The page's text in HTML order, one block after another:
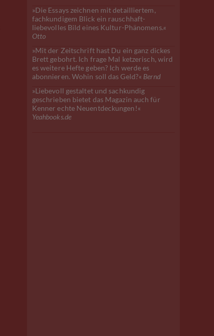
»Die Essays zeichnen mit detailliertem,
fachkundigem Blick ein rauschhaft-
liebevolles Bild eines Kultur-Phänomens.«
Otto
»Mit der Zeitschrift hast Du ein ganz dickes
Brett gebohrt. Ich frage Mal ketzerisch, wird
es weitere Hefte geben? Ich werde es
abonnieren. Wohin soll das Geld?« Bernd
»Liebevoll gestaltet und sachkundig
geschrieben bietet das Magazin auch für
Kenner echte Neuentdeckungen!«
Yeahbooks.de